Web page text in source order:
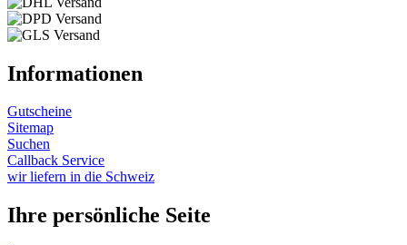
Informationen
Gutscheine
Sitemap
Suchen
Callback Service
wir liefern in die Schweiz
Ihre persönliche Seite